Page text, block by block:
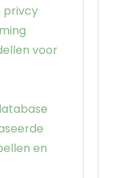
privcy
voor
en